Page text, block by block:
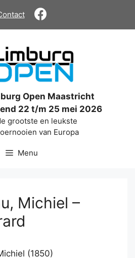
Open Maastricht
22 t/m 25 mei 2026
grootste en leukste
van Europa
Menu
Michiel –
(1850)